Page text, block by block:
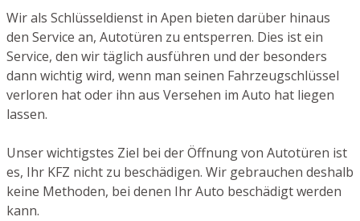
Wir als Schlüsseldienst in Apen bieten darüber hinaus
den Service an, Autotüren zu entsperren. Dies ist ein
Service, den wir täglich ausführen und der besonders
dann wichtig wird, wenn man seinen Fahrzeugschlüssel
verloren hat oder ihn aus Versehen im Auto hat liegen
lassen.
Unser wichtigstes Ziel bei der Öffnung von Autotüren ist
es, Ihr KFZ nicht zu beschädigen. Wir gebrauchen deshalb
keine Methoden, bei denen Ihr Auto beschädigt werden
kann.